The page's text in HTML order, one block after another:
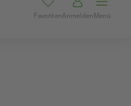
FavoritenAnmeldenMenü